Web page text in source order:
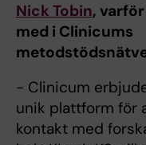
Nick Tobin,
med i Clinicums
- Clinicum
unik plattform för
kontakt med